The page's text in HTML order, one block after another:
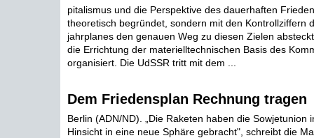
pitalismus und die Perspektive des dauerhaften
theoretisch begründet, sondern mit den Kontrollziffern
jahrplanes den genauen Weg zu diesen Zielen
die Errichtung der materielltechnischen Basis des
organisiert. Die UdSSR tritt mit dem ...
Dem Friedensplan Rechnung tragen
Berlin (ADN/ND). „Die Raketen haben die Sowjetunion
Hinsicht in eine neue Sphäre gebracht", schreibt die